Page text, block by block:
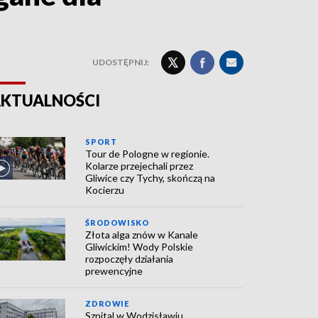
UDOSTĘPNIJ:
SPORT
Tour de Pologne w regionie.
Kolarze przejechali przez
Gliwice czy Tychy, skończą na
Kocierzu
ŚRODOWISKO
Złota alga znów w Kanale
Gliwickim! Wody Polskie
rozpoczęły działania
prewencyjne
ZDROWIE
Szpital w Wodzisławiu